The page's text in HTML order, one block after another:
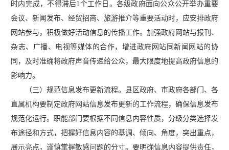
时内完成，不得滞后1个工作日。各级政府面向公众公开举办重要
会议、新闻发布、经贸招商、旅游推介等重要活动时，应安排政府
网站参与，积极做好活动信息的传播工作。加强政府网站与报刊、
杂志、广播、电视等媒体的合作，增进政府网站同新闻网站的协
同，及时准确将政府声音传递给公众，最大限度地提高政府信息的
影响力。
（三）规范信息发布更新流程。县区政府、市政府各部门、各
直属机构要制定政府网站信息发布更新的工作流程，确保信息发布
规范化运行。职能部门要根据不同信息内容性质，分级分类选择发
布途径和方式，把握好信息内容的基调、倾向、角度，突出重点，
展示亮点，谨慎掌握敏感问题的分寸。要明确信息内容提供责任，